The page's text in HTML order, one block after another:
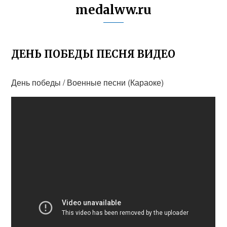
medalww.ru
ДЕНЬ ПОБЕДЫ ПЕСНЯ ВИДЕО
День победы / Военные песни (Караоке)